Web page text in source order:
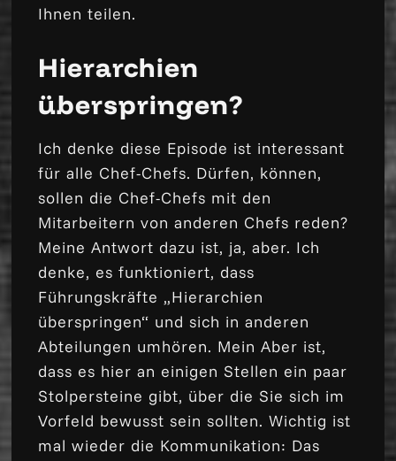
Ihnen teilen.
Hierarchien
überspringen?
Ich denke diese Episode ist interessant
für alle Chef-Chefs. Dürfen, können,
sollen die Chef-Chefs mit den
Mitarbeitern von anderen Chefs reden?
Meine Antwort dazu ist, ja, aber. Ich
denke, es funktioniert, dass
Führungskräfte „Hierarchien
überspringen“ und sich in anderen
Abteilungen umhören. Mein Aber ist,
dass es hier an einigen Stellen ein paar
Stolpersteine gibt, über die Sie sich im
Vorfeld bewusst sein sollten. Wichtig ist
mal wieder die Kommunikation: Das